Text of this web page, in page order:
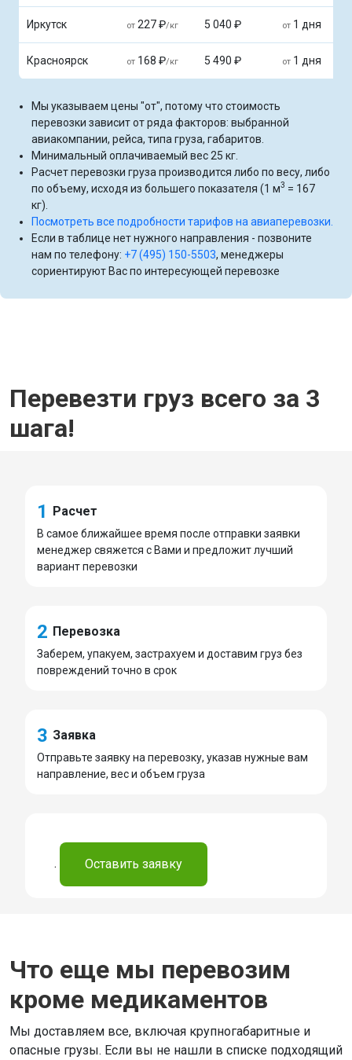
Иркутск от 227 ₽/кг 5 040 ₽ от 1 дня
Красноярск от 168 ₽/кг 5 490 ₽ от 1 дня
Мы указываем цены "от", потому что стоимость
перевозки зависит от ряда факторов: выбранной
авиакомпании, рейса, типа груза, габаритов.
Минимальный оплачиваемый вес 25 кг.
Расчет перевозки груза производится либо по весу, либо
по объему, исходя из большего показателя (1 м3 = 167
кг).
Посмотреть все подробности тарифов на авиаперевозки.
Если в таблице нет нужного направления - позвоните
нам по телефону: +7 (495) 150-5503, менеджеры
сориентируют Вас по интересующей перевозке
Перевезти груз всего за 3
шага!
1 Расчет
В самое ближайшее время после отправки заявки
менеджер свяжется с Вами и предложит лучший
вариант перевозки
2 Перевозка
Заберем, упакуем, застрахуем и доставим груз без
повреждений точно в срок
3 Заявка
Отправьте заявку на перевозку, указав нужные вам
направление, вес и объем груза
. Оставить заявку
Что еще мы перевозим
кроме медикаментов
Мы доставляем все, включая крупногабаритные и
опасные грузы. Если вы не нашли в списке подходящий